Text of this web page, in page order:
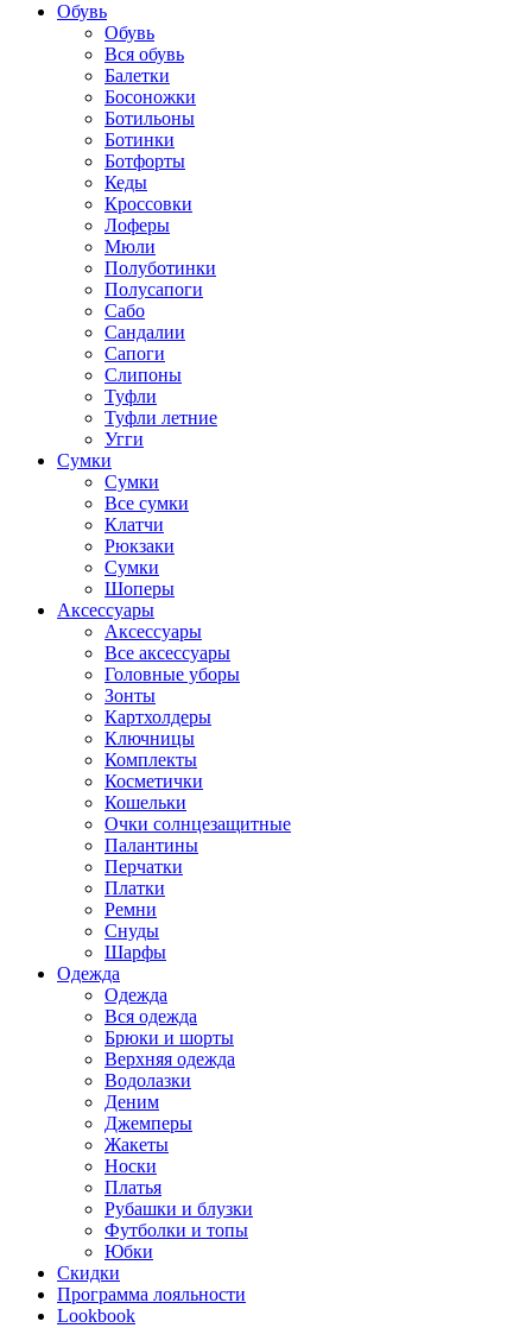
Обувь
Обувь
Вся обувь
Балетки
Босоножки
Ботильоны
Ботинки
Ботфорты
Кеды
Кроссовки
Лоферы
Мюли
Полуботинки
Полусапоги
Сабо
Сандалии
Сапоги
Слипоны
Туфли
Туфли летние
Угги
Сумки
Сумки
Все сумки
Клатчи
Рюкзаки
Сумки
Шоперы
Аксессуары
Аксессуары
Все аксессуары
Головные уборы
Зонты
Картхолдеры
Ключницы
Комплекты
Косметички
Кошельки
Очки солнцезащитные
Палантины
Перчатки
Платки
Ремни
Снуды
Шарфы
Одежда
Одежда
Вся одежда
Брюки и шорты
Верхняя одежда
Водолазки
Деним
Джемперы
Жакеты
Носки
Платья
Рубашки и блузки
Футболки и топы
Юбки
Скидки
Программа лояльности
Lookbook